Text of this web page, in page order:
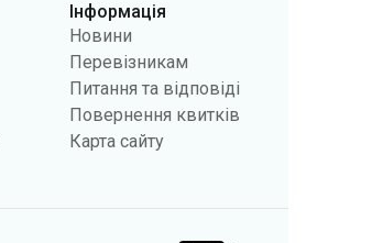
Інформація
Новини
Перевізникам
Питання та відповіді
Повернення квитків
Карта сайту